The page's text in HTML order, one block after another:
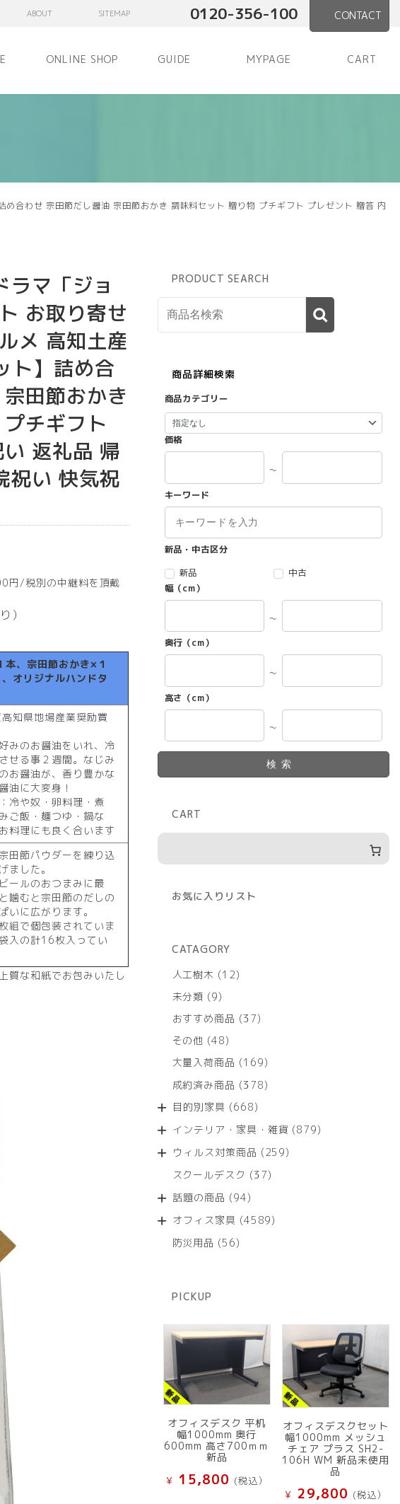
ABOUT SITEMAP 0120-356-100 CONTACT
ONLINE SHOP GUIDE MYPAGE CART
合わせ 宗田節だし醤油 宗田節おかき 調味料セット 贈り物 プチギフト プレゼント 贈答 内
マ「ジョ
お取り寄せ
メ 高知土産
ト】詰め合
田節おかき
チギフト
返礼品 帰
祝い 快気祝
円/税別の中継料を頂戴
）
、宗田節おかき×１
オリジナルハンドタ
知県地場産業奨励賞
みのお醤油をいれ、冷
せる事２週間。なじみ
お醤油が、香り豊かな
油に大変身！
冷や奴・卵料理・煮
ご飯・麺つゆ・鍋な
料理にも良く合います
田節パウダーを練り込
ました。
ールのおつまみに最
噛むと宗田節のだしの
いに広がります。
組で個包装されていま
入の計16枚入ってい
質な和紙でお包みいたし
PRODUCT SEARCH
商品詳細検索
商品カテゴリー
価格
～
キーワード
新品・中古区分
新品
中古
幅（cm）
～
奥行（cm）
～
高さ（cm）
～
検索
CART
お気に入りリスト
CATAGORY
人工樹木
1212
商
未分類 99
の
商
おすすめ商品 3737
商
その他 4848
の
商
大量入荷商品 169169
の
成約済み商品 378378
商
目的別家具 668668
の
商
インテリア・家具・雑貨 879879
ウィルス対策商品 259259
スクールデスク 3737
商
話題の商品 9494
の
オフィス家具 45894589
防災用品 5656
PICKUP
オフィスデスク 平机
幅1000mm 奥行
600mm 高さ700ｍｍ
新品
¥ 15,800 (税込）
オフィスデスクセット
幅1000mm メッシュ
チェア プラス SH2-
106H WM 新品未使用
品
¥ 29,800 (税込）